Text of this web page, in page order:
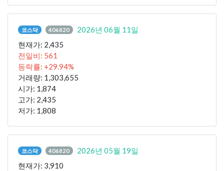
코스닥 406820
2026년 06월 11일
현재가: 2,435
전일비: 561
등락률: +29.94%
거래량: 1,303,655
시가: 1,874
고가: 2,435
저가: 1,808
코스닥 406820
2026년 05월 19일
현재가: 3,910